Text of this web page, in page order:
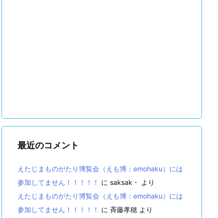
最近のコメント
えたじまものがたり博覧会（えも博：emohaku）には
参加してません！！！！！
に saksak・
より
えたじまものがたり博覧会（えも博：emohaku）には
参加してません！！！！！
に 斉藤孝穂 より